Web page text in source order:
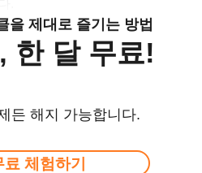
을 제대로 즐기는 방법
한 달 무료!
든 해지 가능합니다.
체험하기